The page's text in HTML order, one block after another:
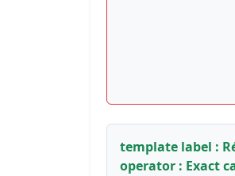
template label :
operator : Exact